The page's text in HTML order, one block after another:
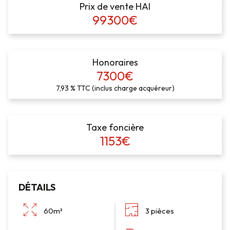
Prix de vente HAI
99300€
Honoraires
7300€
7,93 % TTC (inclus charge acquéreur)
Taxe foncière
1153€
DÉTAILS
60m² 3 pièces